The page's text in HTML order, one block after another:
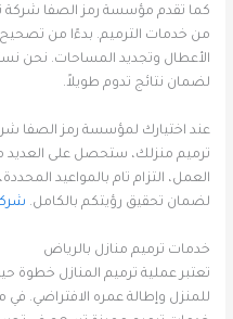
كما تقدم مؤسسة رمز الصفا شركة
من خدمات الترميم. بدءًا من تصحيح
الأعطال وتجديد المساحات. نحن
لضمان نتائج تدوم طويلاً.
عند اختيارك لمؤسسة رمز الصفا
ترميم منزلك، ستحصل على العديد
العمل، التزام تام بالمواعيد
لضمان تحقيق رؤيتكم بالكامل.
خدمات ترميم منازل بالرياض
تعتبر عملية ترميم المنازل خطوة
للمنزل وإطالة عمره الافتراضي.